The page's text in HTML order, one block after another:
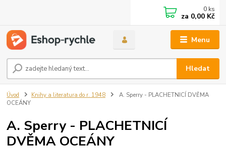
Menu
Hledat
0 ks
za 0,00 Kč
Úvod Knihy a literatura do r. 1948
A. Sperry - PLACHETNICÍ DVĚMA
OCEÁNY
A. Sperry - PLACHETNICÍ
DVĚMA OCEÁNY